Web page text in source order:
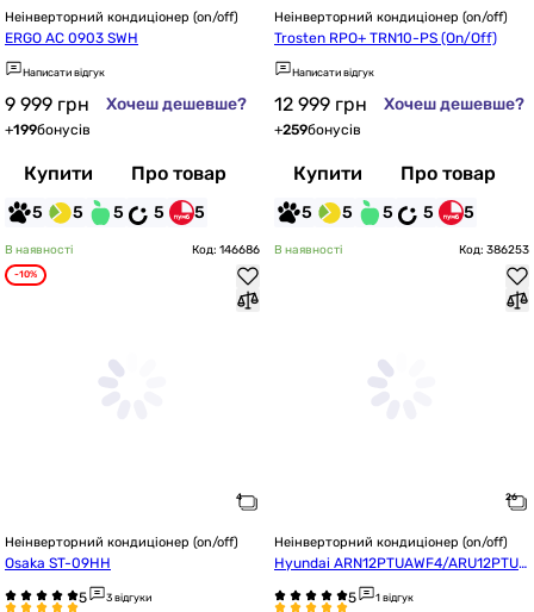
Неінверторний кондиціонер (on/off)
ERGO AC 0903 SWН
Написати відгук
9 999 грн Хочеш дешевше?
+199бонусів
Купити Про товар
5 5 5 5 5
Неінверторний кондиціонер (on/off)
Trosten RPO+ TRN10-PS (On/Off)
Написати відгук
12 999 грн Хочеш дешевше?
+259бонусів
Купити Про товар
5 5 5 5 5
В наявності Код: 146686
-10%
Неінверторний кондиціонер (on/off)
Osaka ST-09HH
3 відгуки
В наявності Код: 386253
Неінверторний кондиціонер (on/off)
Hyundai ARN12PTUAWF4/ARU12PTUA
1 відгук